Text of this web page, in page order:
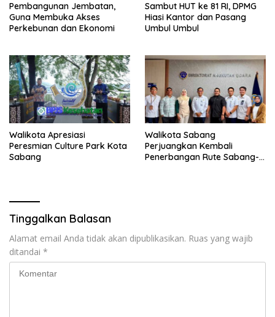
Pembangunan Jembatan,
Guna Membuka Akses
Perkebunan dan Ekonomi
Sambut HUT ke 81 RI, DPMG
Hiasi Kantor dan Pasang
Umbul Umbul
Walikota Apresiasi
Peresmian Culture Park Kota
Sabang
Walikota Sabang
Perjuangkan Kembali
Penerbangan Rute Sabang-
Tinggalkan Balasan
Alamat email Anda tidak akan dipublikasikan. Ruas yang wajib
ditandai *